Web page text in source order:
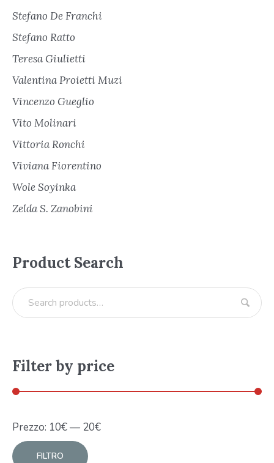
Stefano De Franchi
Stefano Ratto
Teresa Giulietti
Valentina Proietti Muzi
Vincenzo Gueglio
Vito Molinari
Vittoria Ronchi
Viviana Fiorentino
Wole Soyinka
Zelda S. Zanobini
Product Search
Filter by price
FILTRO
Prezzo: 10€— 20€